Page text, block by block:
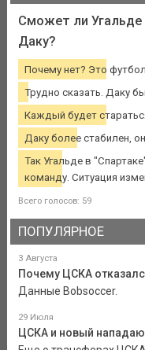
Сможет ли Угальде
Даку?
Почему нет? Это
Трудно сказать. Даку
Каждый будет
Даку более стабилен,
Так Угальде в
команду. Ситуация
Всего голосов: 59
ПОПУЛЯРНОЕ
3 Августа
Почему ЦСКА
Данные Bobsoccer.
29 Июля
ЦСКА и новый